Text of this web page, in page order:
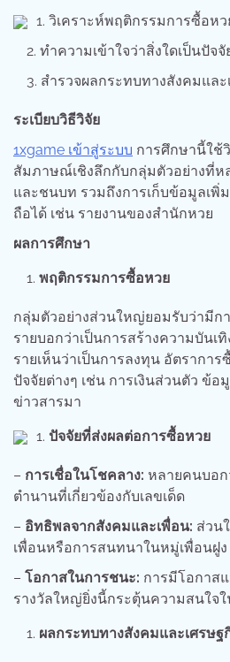
วิเคราะห์พฤติกรรมการซื้อห
ทำความเข้าใจว่าสิ่งใดเป็นปัจ
สำรวจผลกระทบทางสังคมแล
ระเบียบวิธีวิจัย
1xgame เข้าสู่ระบบ การศึกษานี้ใช้
สัมภาษณ์เชิงลึกกับกลุ่มตัวอย่างที่ห
และชนบท รวมถึงการเก็บข้อมูลเพิ่
ถือได้ เช่น รายงานของสำนักหวย
ผลการศึกษา
พฤติกรรมการซื้อหวย
กลุ่มตัวอย่างส่วนใหญ่ยอมรับว่ามีก
รายบอกว่าเป็นการสร้างความบันเ
รายเห็นว่าเป็นการลงทุน อัตรากา
ปัจจัยต่างๆ เช่น การเงินส่วนตัว ข้อ
ข่าวสารมา
ปัจจัยที่ส่งผลต่อการซื้อหวย
– การเชื่อในโชคลาง: หลายคนบอก
ตำนานที่เกี่ยวข้องกับเลขเด็ด
– อิทธิพลจากสังคมและเพื่อน: ส่วน
เพื่อนหรือการสนทนาในหมู่เพื่อนฝูง
– โอกาสในการชนะ: การมีโอกาส
รางวัลใหญ่ยิ่งนี้กระตุ้นความสนใจ
ผลกระทบทางสังคมและเศรษฐ